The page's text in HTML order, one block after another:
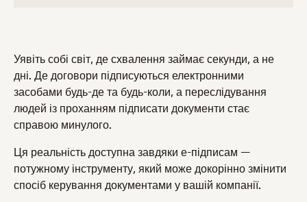
Уявіть собі світ, де схвалення займає секунди, а не
дні. Де договори підписуються електронними
засобами будь-де та будь-коли, а переслідування
людей із проханням підписати документи стає
справою минулого.
Ця реальність доступна завдяки е-підписам —
потужному інструменту, який може докорінно змінити
спосіб керування документами у вашій компанії.